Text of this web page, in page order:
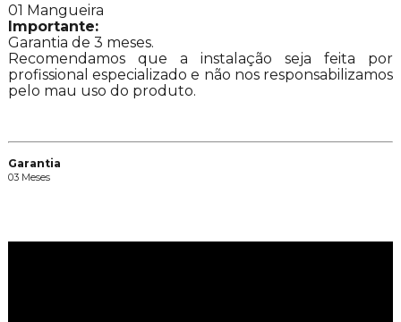
01 Mangueira
Importante:
Garantia de 3 meses.
Recomendamos que a instalação seja feita por
profissional especializado e não nos responsabilizamos
pelo mau uso do produto.
Garantia
03 Meses